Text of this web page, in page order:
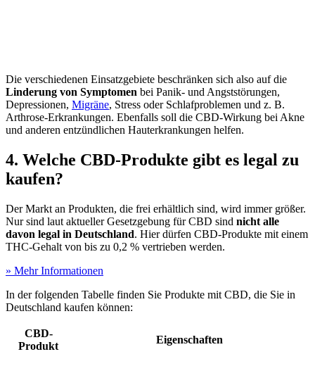
Die verschiedenen Einsatzgebiete beschränken sich also auf die
Linderung von Symptomen bei Panik- und Angststörungen,
Depressionen, Migräne, Stress oder Schlafproblemen und z. B.
Arthrose-Erkrankungen. Ebenfalls soll die CBD-Wirkung bei Akne
und anderen entzündlichen Hauterkrankungen helfen.
4. Welche CBD-Produkte gibt es legal zu
kaufen?
Der Markt an Produkten, die frei erhältlich sind, wird immer größer.
Nur sind laut aktueller Gesetzgebung für CBD sind nicht alle
davon legal in Deutschland. Hier dürfen CBD-Produkte mit einem
THC-Gehalt von bis zu 0,2 % vertrieben werden.
» Mehr Informationen
In der folgenden Tabelle finden Sie Produkte mit CBD, die Sie in
Deutschland kaufen können:
CBD-
Produkt
Eigenschaften